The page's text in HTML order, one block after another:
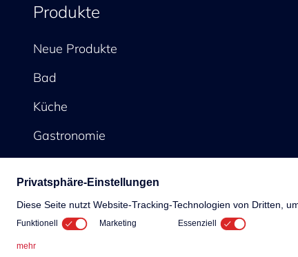
Produkte
Neue Produkte
Bad
Küche
Gastronomie